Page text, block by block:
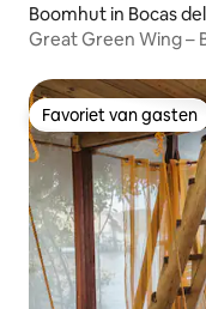
Boomhut in Bocas
Great Green Wing –
Favoriet van gasten
Favoriet van gasten